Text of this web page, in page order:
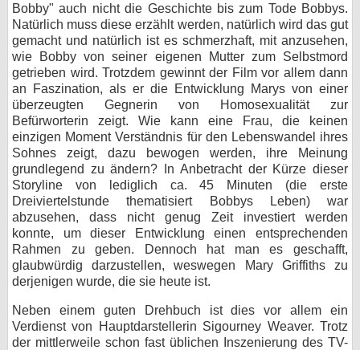
Bobby" auch nicht die Geschichte bis zum Tode Bobbys.
Natürlich muss diese erzählt werden, natürlich wird das gut
gemacht und natürlich ist es schmerzhaft, mit anzusehen,
wie Bobby von seiner eigenen Mutter zum Selbstmord
getrieben wird. Trotzdem gewinnt der Film vor allem dann
an Faszination, als er die Entwicklung Marys von einer
überzeugten Gegnerin von Homosexualität zur
Befürworterin zeigt. Wie kann eine Frau, die keinen
einzigen Moment Verständnis für den Lebenswandel ihres
Sohnes zeigt, dazu bewogen werden, ihre Meinung
grundlegend zu ändern? In Anbetracht der Kürze dieser
Storyline von lediglich ca. 45 Minuten (die erste
Dreiviertelstunde thematisiert Bobbys Leben) war
abzusehen, dass nicht genug Zeit investiert werden
konnte, um dieser Entwicklung einen entsprechenden
Rahmen zu geben. Dennoch hat man es geschafft,
glaubwürdig darzustellen, weswegen Mary Griffiths zu
derjenigen wurde, die sie heute ist.
Neben einem guten Drehbuch ist dies vor allem ein
Verdienst von Hauptdarstellerin Sigourney Weaver. Trotz
der mittlerweile schon fast üblichen Inszenierung des TV-